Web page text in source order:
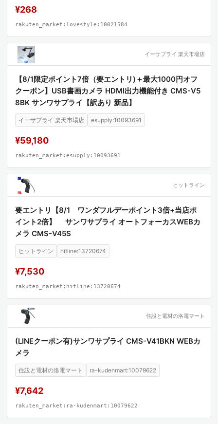
¥268
rakuten_market:lovestyle:10021584
イーサプライ 楽天市場店
【8/1限定ポイント7倍（要エントリ)＋最大1000円オフ
クーポン】USB書画カメラ HDMI出力機能付き CMS-V5
8BK サンワサプライ【訳あり 新品】
イーサプライ 楽天市場店 esupply:10093691
¥59,180
rakuten_market:esupply:10093691
ヒットライン
要エントリ【8/1 ワンダフルデーポイント3倍+当店ポ
イント2倍】 サンワサプライ オートフォーカスWEBカ
メラ CMS-V45S
ヒットライン hitline:13720674
¥7,530
rakuten_market:hitline:13720674
住設と電材の洛電マート
(LINEクーポン有)サンワサプライ CMS-V41BKN WEBカ
メラ
住設と電材の洛電マート ra-kudenmart:10079622
¥7,642
rakuten_market:ra-kudenmart:10079622